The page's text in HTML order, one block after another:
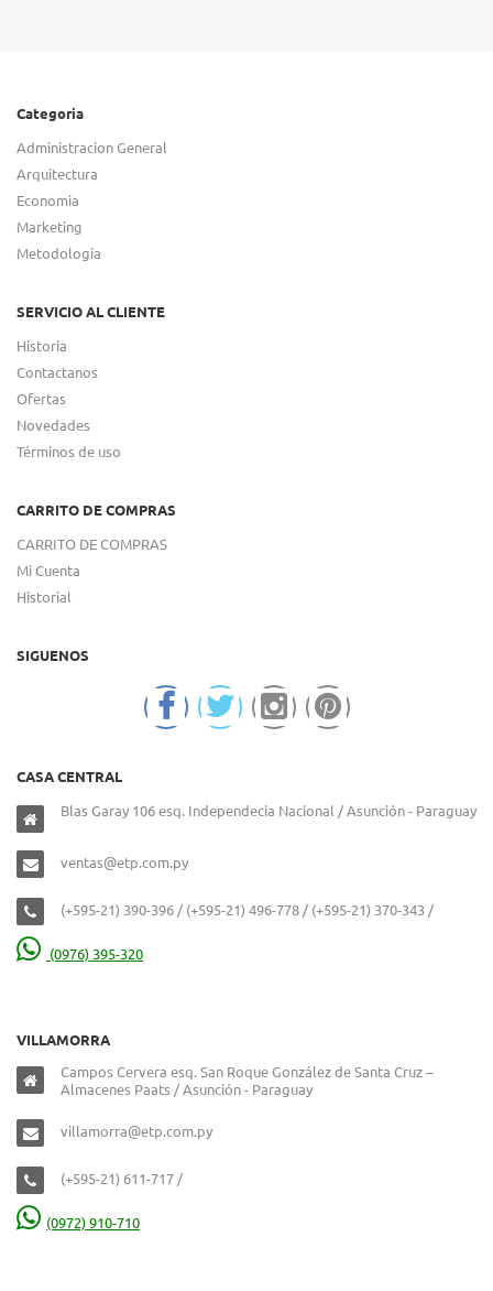
Categoria
Administracion General
Arquitectura
Economia
Marketing
Metodologia
SERVICIO AL CLIENTE
Historia
Contactanos
Ofertas
Novedades
Términos de uso
CARRITO DE COMPRAS
CARRITO DE COMPRAS
Mi Cuenta
Historial
SIGUENOS
CASA CENTRAL
Blas Garay 106 esq. Independecia Nacional / Asunción - Paraguay
ventas@etp.com.py
(+595-21) 390-396 / (+595-21) 496-778 / (+595-21) 370-343 /
(0976) 395-320
VILLAMORRA
Campos Cervera esq. San Roque González de Santa Cruz –
Almacenes Paats / Asunción - Paraguay
villamorra@etp.com.py
(+595-21) 611-717 /
(0972) 910-710